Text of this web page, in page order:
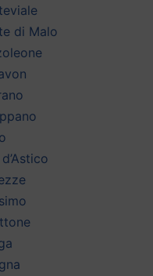
di Malo